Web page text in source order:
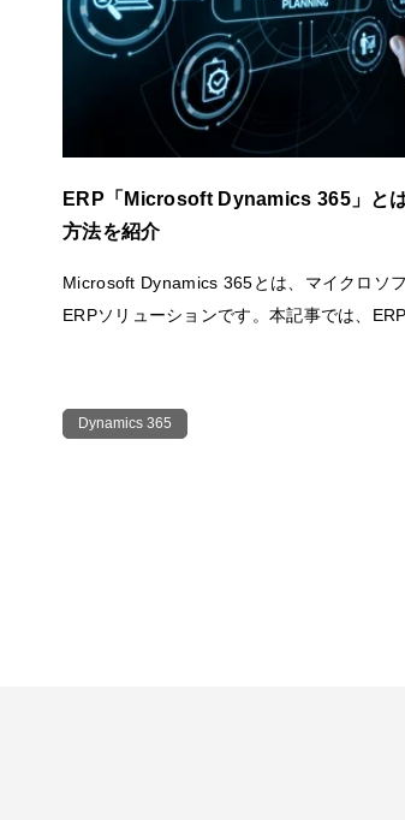
ERP「Microsoft Dynamics 365」と
方法を紹介
Microsoft Dynamics 365とは、マイクロソ
ERPソリューションです。本記事では、
Dynamics 365